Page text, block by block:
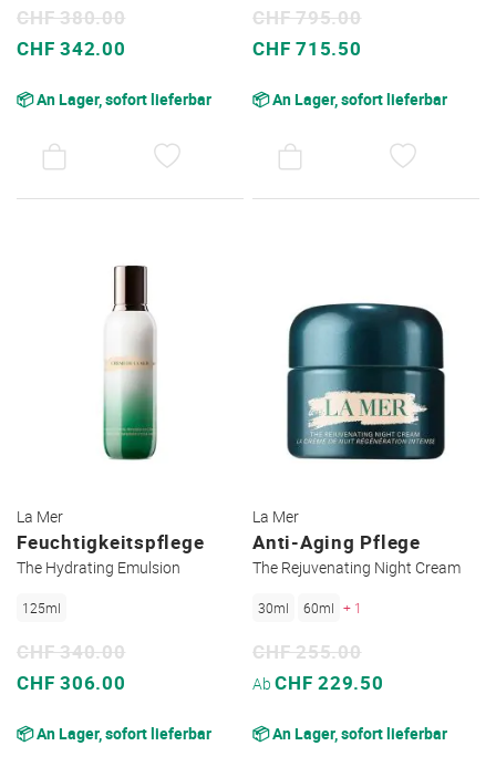
Sonderpreis
CHF 342.00
CHF 380.00
📦 An Lager, sofort lieferbar
Sonderpreis
CHF 715.50
CHF 795.00
📦 An Lager, sofort lieferbar
La Mer
Feuchtigkeitspflege
The Hydrating Emulsion
125ml
Sonderpreis
CHF 306.00
CHF 340.00
📦 An Lager, sofort lieferbar
La Mer
Anti-Aging Pflege
The Rejuvenating Night Cream
30ml 60ml + 1
Sonderpreis
AbCHF 229.50
CHF 255.00
📦 An Lager, sofort lieferbar